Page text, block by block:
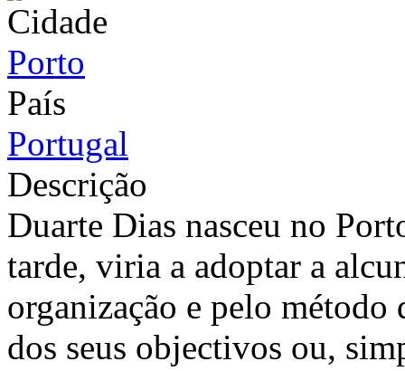
Cidade
Porto
País
Portugal
Descrição
Duarte Dias nasceu no
tarde, viria a adoptar a
organização e pelo método
dos seus objectivos ou,